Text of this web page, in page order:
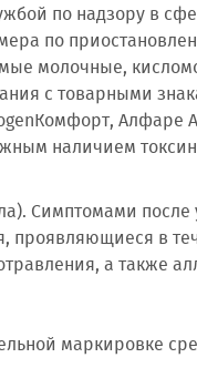
по надзору в
по
молочные,
с товарными
наличием
Симптомами после
проявляющиеся в
а также
маркировке